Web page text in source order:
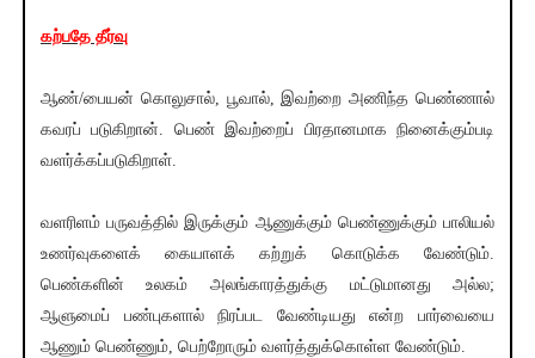
கற்பதே தீர்வு
ஆண்/பையன் கொலுசால், பூவால், இவற்றை அணிந்த பெண்ணால்
கவரப் படுகிறான். பெண் இவற்றைப் பிரதானமாக நினைக்கும்படி
வளர்க்கப்படுகிறாள்.
வளரிளம் பருவத்தில் இருக்கும் ஆணுக்கும் பெண்ணுக்கும் பாலியல்
உணர்வுகளைக் கையாளக் கற்றுக் கொடுக்க வேண்டும்.
பெண்களின் உலகம் அலங்காரத்துக்கு மட்டுமானது அல்ல;
ஆளுமைப் பண்புகளால் நிரப்பட வேண்டியது என்ற பார்வையை
ஆணும் பெண்ணும், பெற்றோரும் வளர்த்துக்கொள்ள வேண்டும்.